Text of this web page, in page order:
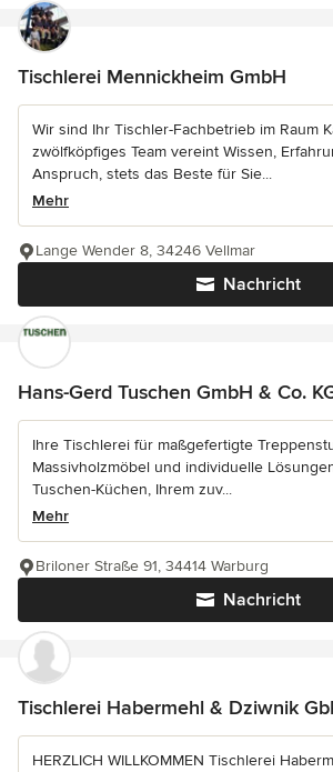
Tischlerei Mennickheim GmbH
Wir sind Ihr Tischler-Fachbetrieb im Raum
zwölfköpfiges Team vereint Wissen,
Anspruch, stets das Beste für Sie...
Mehr
Nachricht
Lange Wender 8, 34246 Vellmar
Hans-Gerd Tuschen GmbH & Co.
Ihre Tischlerei für maßgefertigte
Massivholzmöbel und individuelle
Tuschen-Küchen, Ihrem zuv...
Mehr
Nachricht
Briloner Straße 91, 34414 Warburg
Tischlerei Habermehl & Dziwnik
HERZLICH WILLKOMMEN Tischlerei